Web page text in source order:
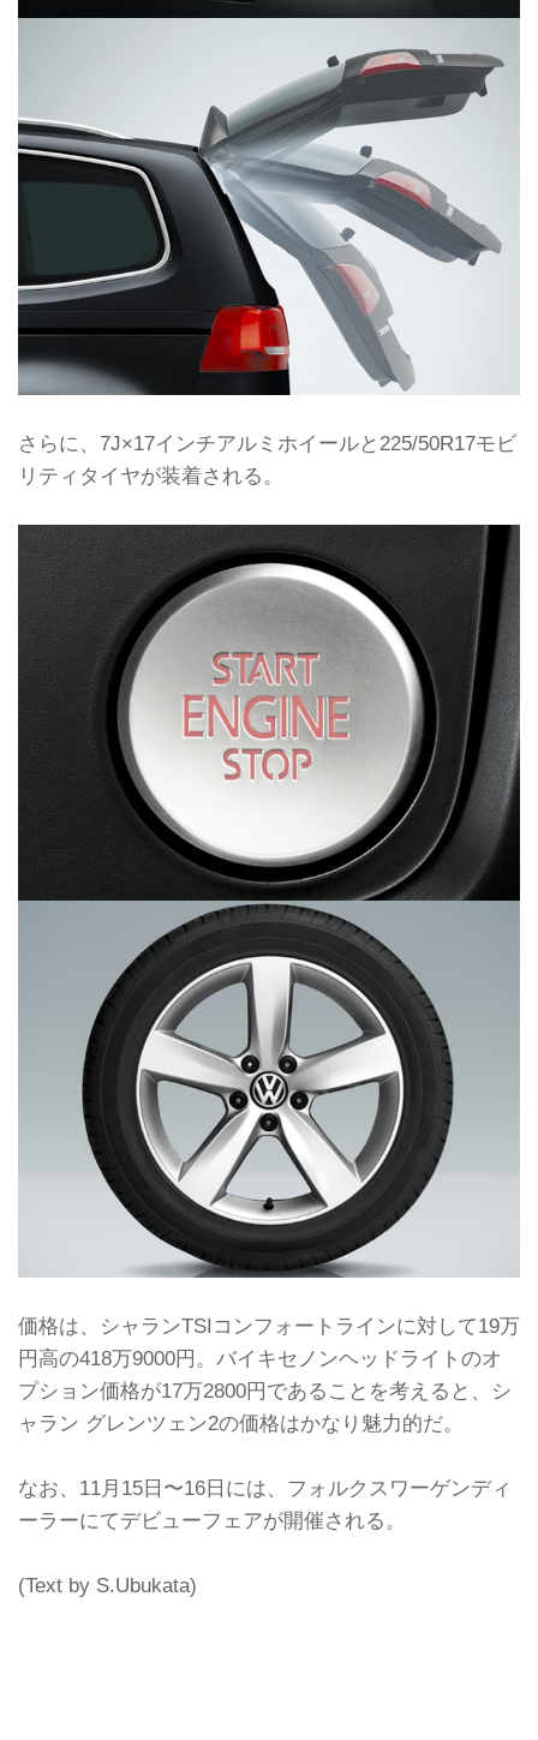
さらに、7J×17インチアルミホイールと225/50R17モビ
リティタイヤが装着される。
価格は、シャランTSIコンフォートラインに対して19万
円高の418万9000円。バイキセノンヘッドライトのオ
プション価格が17万2800円であることを考えると、シ
ャラン グレンツェン2の価格はかなり魅力的だ。
なお、11月15日〜16日には、フォルクスワーゲンディ
ーラーにてデビューフェアが開催される。
(Text by S.Ubukata)